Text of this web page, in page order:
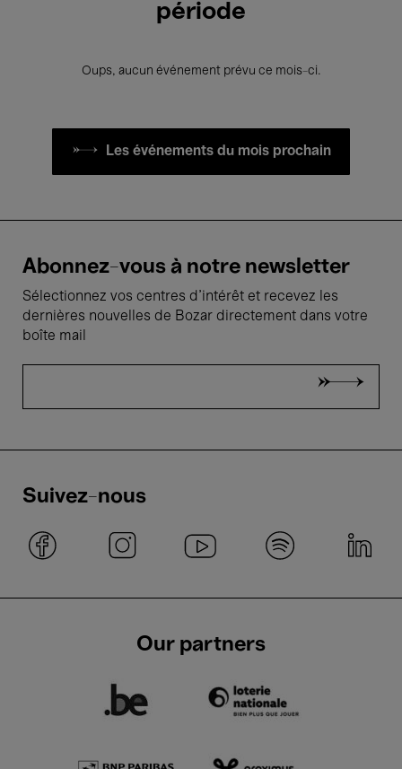
période
Oups, aucun événement prévu ce mois-ci.
Les événements du mois prochain
Abonnez-vous à notre newsletter
Sélectionnez vos centres d'intérêt et recevez les
dernières nouvelles de Bozar directement dans votre
boîte mail
Suivez-nous
Our partners